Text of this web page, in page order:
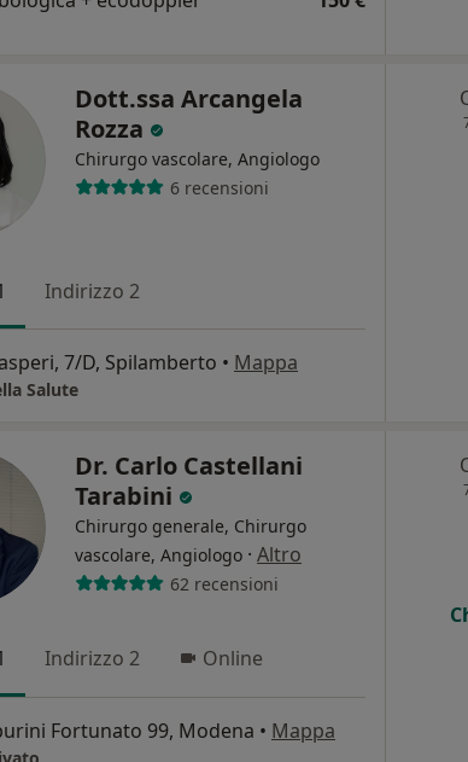
Dott.ssa Arcangela
Rozza
Chirurgo vascolare, Angiologo
6 recensioni
Indirizzo 2
7/D, Spilamberto • Mappa
Salute
Dr. Carlo Castellani
Tarabini
Chirurgo generale, Chirurgo
vascolare, Angiologo · Altro
62 recensioni
Indirizzo 2 Online
Fortunato 99, Modena • Mappa